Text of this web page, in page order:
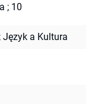
; 10
Język a Kultura